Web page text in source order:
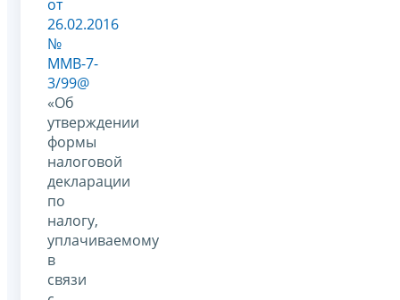
от
26.02.2016
№
ММВ-7-
3/99@
«Об
утверждении
формы
налоговой
декларации
по
налогу,
уплачиваемому
в
связи